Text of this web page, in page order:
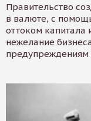
Правительство
в валюте, с
оттоком капитала
нежелание
предупреждениям